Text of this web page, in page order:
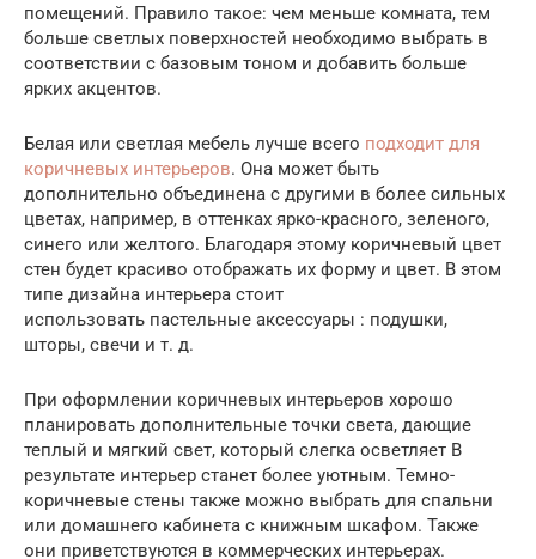
помещений. Правило такое: чем меньше комната, тем
больше светлых поверхностей необходимо выбрать в
соответствии с базовым тоном и добавить больше
ярких акцентов.
Белая или светлая мебель лучше всего подходит для
коричневых интерьеров. Она может быть
дополнительно объединена с другими в более сильных
цветах, например, в оттенках ярко-красного, зеленого,
синего или желтого. Благодаря этому коричневый цвет
стен будет красиво отображать их форму и цвет. В этом
типе дизайна интерьера стоит
использовать пастельные аксессуары : подушки,
шторы, свечи и т. д.
При оформлении коричневых интерьеров хорошо
планировать дополнительные точки света, дающие
теплый и мягкий свет, который слегка осветляет В
результате интерьер станет более уютным. Темно-
коричневые стены также можно выбрать для спальни
или домашнего кабинета с книжным шкафом. Также
они приветствуются в коммерческих интерьерах.